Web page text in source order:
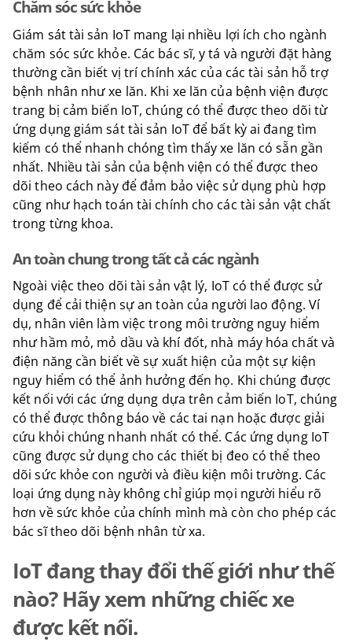
Chăm sóc sức khỏe
Giám sát tài sản IoT mang lại nhiều lợi ích cho ngành
chăm sóc sức khỏe. Các bác sĩ, y tá và người đặt hàng
thường cần biết vị trí chính xác của các tài sản hỗ trợ
bệnh nhân như xe lăn. Khi xe lăn của bệnh viện được
trang bị cảm biến IoT, chúng có thể được theo dõi từ
ứng dụng giám sát tài sản IoT để bất kỳ ai đang tìm
kiếm có thể nhanh chóng tìm thấy xe lăn có sẵn gần
nhất. Nhiều tài sản của bệnh viện có thể được theo
dõi theo cách này để đảm bảo việc sử dụng phù hợp
cũng như hạch toán tài chính cho các tài sản vật chất
trong từng khoa.
An toàn chung trong tất cả các ngành
Ngoài việc theo dõi tài sản vật lý, IoT có thể được sử
dụng để cải thiện sự an toàn của người lao động. Ví
dụ, nhân viên làm việc trong môi trường nguy hiểm
như hầm mỏ, mỏ dầu và khí đốt, nhà máy hóa chất và
điện năng cần biết về sự xuất hiện của một sự kiện
nguy hiểm có thể ảnh hưởng đến họ. Khi chúng được
kết nối với các ứng dụng dựa trên cảm biến IoT, chúng
có thể được thông báo về các tai nạn hoặc được giải
cứu khỏi chúng nhanh nhất có thể. Các ứng dụng IoT
cũng được sử dụng cho các thiết bị đeo có thể theo
dõi sức khỏe con người và điều kiện môi trường. Các
loại ứng dụng này không chỉ giúp mọi người hiểu rõ
hơn về sức khỏe của chính mình mà còn cho phép các
bác sĩ theo dõi bệnh nhân từ xa.
IoT đang thay đổi thế giới như thế
nào? Hãy xem những chiếc xe
được kết nối.